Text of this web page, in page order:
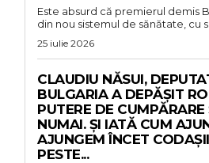
Este absurd că premierul demis
din nou sistemul de sănătate, cu
25 iulie 2026
CLAUDIU NĂSUI,
BULGARIA A DEPĂȘIT
PUTERE DE CUMPĂRARE
NUMAI. ȘI IATĂ CUM
AJUNGEM ÎNCET
PESTE...